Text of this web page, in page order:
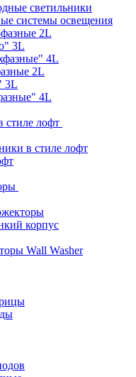
светильники
системы освещения
2L
3L
4L
2L
3L
4L
стиле лофт
в стиле лофт
корпус
Wall Washer